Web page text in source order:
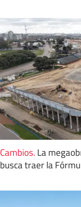
Cambios. La
busca traer la